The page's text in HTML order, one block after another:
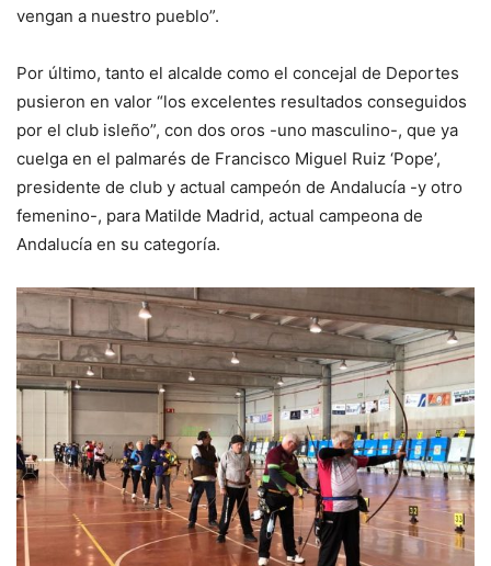
vengan a nuestro pueblo”.
Por último, tanto el alcalde como el concejal de Deportes
pusieron en valor “los excelentes resultados conseguidos
por el club isleño”, con dos oros -uno masculino-, que ya
cuelga en el palmarés de Francisco Miguel Ruiz ‘Pope’,
presidente de club y actual campeón de Andalucía -y otro
femenino-, para Matilde Madrid, actual campeona de
Andalucía en su categoría.